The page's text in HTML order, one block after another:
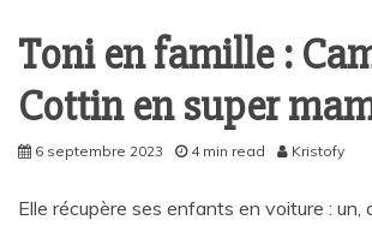
Toni en famille :
Cottin en super
6 septembre 2023 4 min read Kristofy
Elle récupère ses enfants en voiture : un,